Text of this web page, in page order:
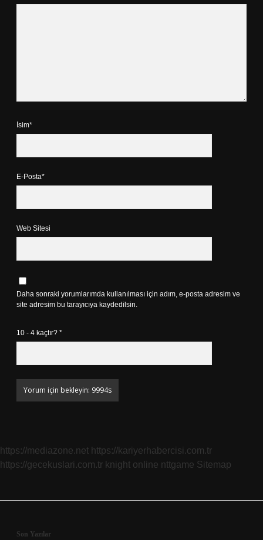
İsim*
E-Posta*
Web Sitesi
Daha sonraki yorumlarımda kullanılması için adım, e-posta adresim ve
site adresim bu tarayıcıya kaydedilsin.
10 - 4 kaçtır? *
https://mediazone.net https://kariyerhabercisi.com.tr
https://gecekuslari.com.tr knight online nttgame Sitemap
Son Yazılar